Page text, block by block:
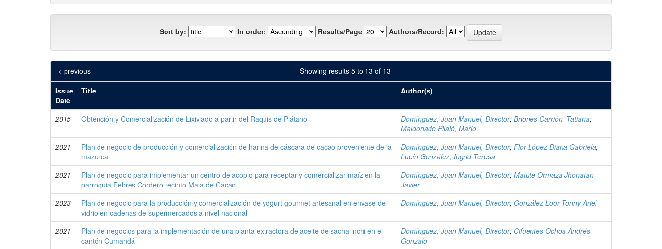
Sort by: In order: Results/Page Authors/Record:
Showing results 5 to 13 of 13
< previous
Issue
Date
Title Author(s)
2015 Obtención y Comercialización de Lixiviado a partir del Raquis de Plátano Domínguez, Juan Manuel, Director; Briones Carrión, Tatiana;
Maldonado Pilaló, Mario
2021
Plan de negocio de producción y comercialización de harina de cáscara de cacao proveniente de la
mazorca
Domínguez, Juan Manuel, Director; Flor López Diana Gabriela;
Lucín González, Ingrid Teresa
2021
Plan de negocio para implementar un centro de acopio para receptar y comercializar maíz en la
parroquia Febres Cordero recinto Mata de Cacao
Domínguez, Juan Manuel, Director; Matute Ormaza Jhonatan
Javier
2023
Plan de negocio para la producción y comercialización de yogurt gourmet artesanal en envase de
vidrio en cadenas de supermercados a nivel nacional
Domínguez, Juan Manuel, Director; González Loor Tonny Ariel
2021
Plan de negocios para la implementación de una planta extractora de aceite de sacha inchi en el
cantón Cumandá
Domínguez, Juan Manuel, Director; Cifuentes Ochoa Andrés
Gonzalo